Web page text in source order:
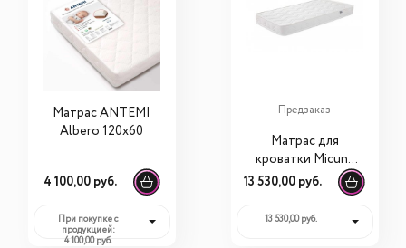
Матрас ANTEMI
Albero 120х60
4 100,00 руб.
При покупке с
продукцией:
4 100,00 руб.
Предзаказ
Матрас для
кроватки Micuna
CH-1293 117х57
13 530,00 руб.
13 530,00 руб.